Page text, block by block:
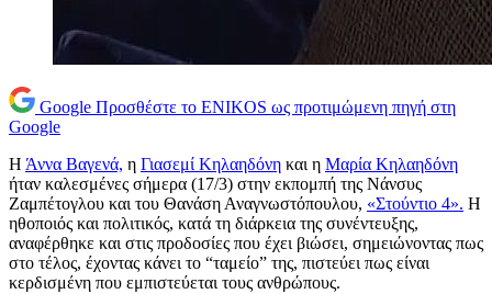
Google Προσθέστε το ENIKOS ως προτιμώμενη πηγή στη
Google
Η Άννα Βαγενά, η Γιασεμί Κηλαηδόνη και η Μαρία Κηλαηδόνη
ήταν καλεσμένες σήμερα (17/3) στην εκπομπή της Νάνσυς
Ζαμπέτογλου και του Θανάση Αναγνωστόπουλου, «Στούντιο 4». Η
ηθοποιός και πολιτικός, κατά τη διάρκεια της συνέντευξης,
αναφέρθηκε και στις προδοσίες που έχει βιώσει, σημειώνοντας πως
στο τέλος, έχοντας κάνει το “ταμείο” της, πιστεύει πως είναι
κερδισμένη που εμπιστεύεται τους ανθρώπους.